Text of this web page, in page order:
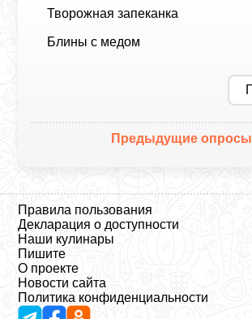
Творожная запеканка
Блины с медом
Предыдущие опросы
Правила пользования
Декларация о доступности
Наши кулинары
Пишите
О проекте
Новости сайта
Политика конфиденциальности